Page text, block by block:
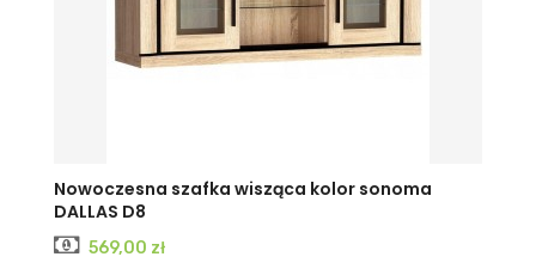
Nowoczesna szafka wisząca kolor sonoma
DALLAS D8
Cena
569,00 zł